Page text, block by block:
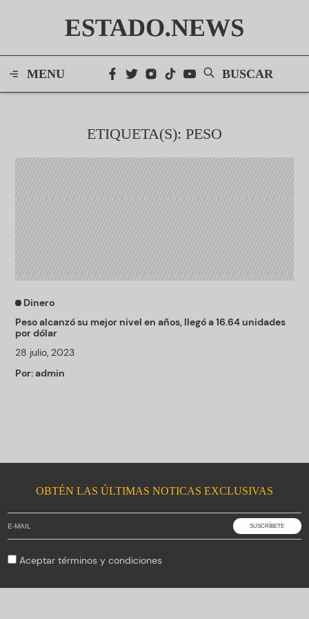
ESTADO.NEWS
MENU BUSCAR
ETIQUETA(S): PESO
Dinero
Peso alcanzó su mejor nivel en años, llegó a 16.64 unidades
por dólar
28 julio, 2023
Por:admin
OBTÉN LAS ÚLTIMAS NOTICAS EXCLUSIVAS
Aceptartérminos y condiciones